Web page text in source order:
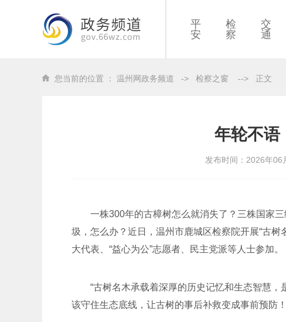
平
安
检
察
交
通
您当前的位置 ： 温州网政务频道 -> 检察之窗 --> 正文
年轮不语
发布时间：2026年06
一株300年的古樟树怎么就消失了？三株国家
圾，怎么办？近日，温州市鹿城区检察院开展“古
大代表、“益心为公”志愿者、民主党派等人士参加。
“古树名木承载着深厚的历史记忆和生态智慧
该守住生态底线，让古树的事后补救变成事前预防